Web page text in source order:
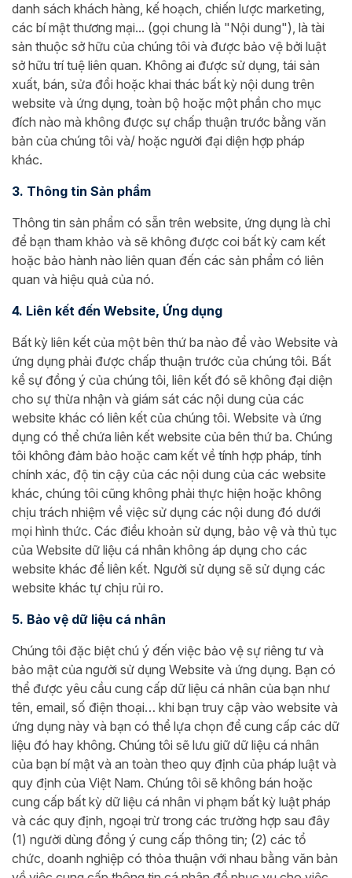
danh sách khách hàng, kế hoạch, chiến lược marketing,
các bí mật thương mại... (gọi chung là "Nội dung"), là tài
sản thuộc sở hữu của chúng tôi và được bảo vệ bởi luật
sở hữu trí tuệ liên quan. Không ai được sử dụng, tái sản
xuất, bán, sửa đổi hoặc khai thác bất kỳ nội dung trên
website và ứng dụng, toàn bộ hoặc một phần cho mục
đích nào mà không được sự chấp thuận trước bằng văn
bản của chúng tôi và/ hoặc người đại diện hợp pháp
khác.
3. Thông tin Sản phẩm
Thông tin sản phẩm có sẵn trên website, ứng dụng là chỉ
để bạn tham khảo và sẽ không được coi bất kỳ cam kết
hoặc bảo hành nào liên quan đến các sản phẩm có liên
quan và hiệu quả của nó.
4. Liên kết đến Website, Ứng dụng
Bất kỳ liên kết của một bên thứ ba nào để vào Website và
ứng dụng phải được chấp thuận trước của chúng tôi. Bất
kể sự đồng ý của chúng tôi, liên kết đó sẽ không đại diện
cho sự thừa nhận và giám sát các nội dung của các
website khác có liên kết của chúng tôi. Website và ứng
dụng có thể chứa liên kết website của bên thứ ba. Chúng
tôi không đảm bảo hoặc cam kết về tính hợp pháp, tính
chính xác, độ tin cậy của các nội dung của các website
khác, chúng tôi cũng không phải thực hiện hoặc không
chịu trách nhiệm về việc sử dụng các nội dung đó dưới
mọi hình thức. Các điều khoản sử dụng, bảo vệ và thủ tục
của Website dữ liệu cá nhân không áp dụng cho các
website khác để liên kết. Người sử dụng sẽ sử dụng các
website khác tự chịu rủi ro.
5. Bảo vệ dữ liệu cá nhân
Chúng tôi đặc biệt chú ý đến việc bảo vệ sự riêng tư và
bảo mật của người sử dụng Website và ứng dụng. Bạn có
thể được yêu cầu cung cấp dữ liệu cá nhân của bạn như
tên, email, số điện thoại… khi bạn truy cập vào website và
ứng dụng này và bạn có thể lựa chọn để cung cấp các dữ
liệu đó hay không. Chúng tôi sẽ lưu giữ dữ liệu cá nhân
của bạn bí mật và an toàn theo quy định của pháp luật và
quy định của Việt Nam. Chúng tôi sẽ không bán hoặc
cung cấp bất kỳ dữ liệu cá nhân vi phạm bất kỳ luật pháp
và các quy định, ngoại trừ trong các trường hợp sau đây
(1) người dùng đồng ý cung cấp thông tin; (2) các tổ
chức, doanh nghiệp có thỏa thuận với nhau bằng văn bản